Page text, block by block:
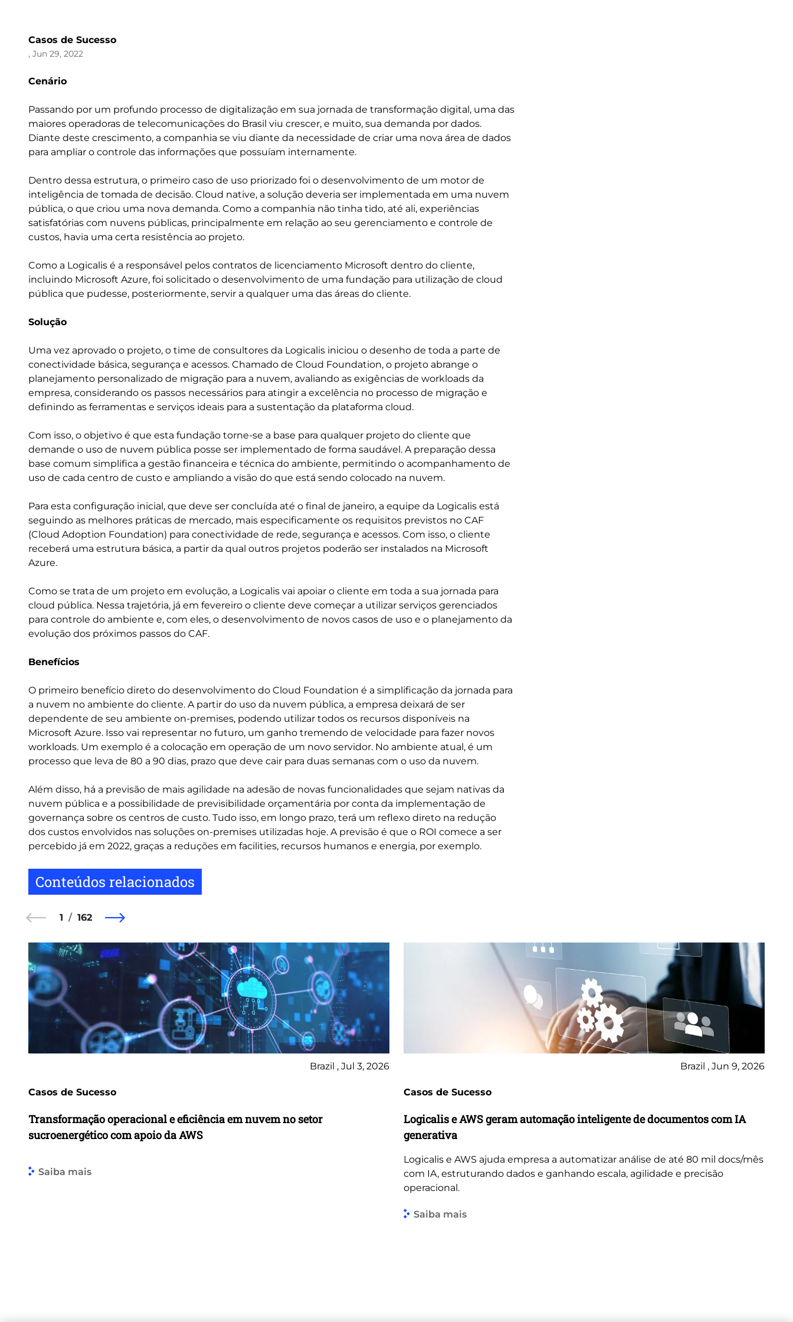
Casos de Sucesso
, Jun 29, 2022
Cenário
Passando por um profundo processo de digitalização em sua jornada de transformação digital, uma das
maiores operadoras de telecomunicações do Brasil viu crescer, e muito, sua demanda por dados.
Diante deste crescimento, a companhia se viu diante da necessidade de criar uma nova área de dados
para ampliar o controle das informações que possuíam internamente.
Dentro dessa estrutura, o primeiro caso de uso priorizado foi o desenvolvimento de um motor de
inteligência de tomada de decisão. Cloud native, a solução deveria ser implementada em uma nuvem
pública, o que criou uma nova demanda. Como a companhia não tinha tido, até ali, experiências
satisfatórias com nuvens públicas, principalmente em relação ao seu gerenciamento e controle de
custos, havia uma certa resistência ao projeto.
Como a Logicalis é a responsável pelos contratos de licenciamento Microsoft dentro do cliente,
incluindo Microsoft Azure, foi solicitado o desenvolvimento de uma fundação para utilização de cloud
pública que pudesse, posteriormente, servir a qualquer uma das áreas do cliente.
Solução
Uma vez aprovado o projeto, o time de consultores da Logicalis iniciou o desenho de toda a parte de
conectividade básica, segurança e acessos. Chamado de Cloud Foundation, o projeto abrange o
planejamento personalizado de migração para a nuvem, avaliando as exigências de workloads da
empresa, considerando os passos necessários para atingir a excelência no processo de migração e
definindo as ferramentas e serviços ideais para a sustentação da plataforma cloud.
Com isso, o objetivo é que esta fundação torne-se a base para qualquer projeto do cliente que
demande o uso de nuvem pública posse ser implementado de forma saudável. A preparação dessa
base comum simplifica a gestão financeira e técnica do ambiente, permitindo o acompanhamento de
uso de cada centro de custo e ampliando a visão do que está sendo colocado na nuvem.
Para esta configuração inicial, que deve ser concluída até o final de janeiro, a equipe da Logicalis está
seguindo as melhores práticas de mercado, mais especificamente os requisitos previstos no CAF
(Cloud Adoption Foundation) para conectividade de rede, segurança e acessos. Com isso, o cliente
receberá uma estrutura básica, a partir da qual outros projetos poderão ser instalados na Microsoft
Azure.
Como se trata de um projeto em evolução, a Logicalis vai apoiar o cliente em toda a sua jornada para
cloud pública. Nessa trajetória, já em fevereiro o cliente deve começar a utilizar serviços gerenciados
para controle do ambiente e, com eles, o desenvolvimento de novos casos de uso e o planejamento da
evolução dos próximos passos do CAF.
Benefícios
O primeiro benefício direto do desenvolvimento do Cloud Foundation é a simplificação da jornada para
a nuvem no ambiente do cliente. A partir do uso da nuvem pública, a empresa deixará de ser
dependente de seu ambiente on-premises, podendo utilizar todos os recursos disponíveis na
Microsoft Azure. Isso vai representar no futuro, um ganho tremendo de velocidade para fazer novos
workloads. Um exemplo é a colocação em operação de um novo servidor. No ambiente atual, é um
processo que leva de 80 a 90 dias, prazo que deve cair para duas semanas com o uso da nuvem.
Além disso, há a previsão de mais agilidade na adesão de novas funcionalidades que sejam nativas da
nuvem pública e a possibilidade de previsibilidade orçamentária por conta da implementação de
governança sobre os centros de custo. Tudo isso, em longo prazo, terá um reflexo direto na redução
dos custos envolvidos nas soluções on-premises utilizadas hoje. A previsão é que o ROI comece a ser
percebido já em 2022, graças a reduções em facilities, recursos humanos e energia, por exemplo.
Conteúdos relacionados
1 162
Brazil , Jul 3, 2026
Casos de Sucesso
Transformação operacional e eficiência em nuvem no setor
sucroenergético com apoio da AWS
Saiba mais
Brazil , Jun 9, 2026
Casos de Sucesso
Logicalis e AWS geram automação inteligente de documentos com IA
generativa
Logicalis e AWS ajuda empresa a automatizar análise de até 80 mil docs/mês
com IA, estruturando dados e ganhando escala, agilidade e precisão
operacional.
Saiba mais